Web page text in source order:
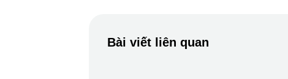
Bài viết liên quan